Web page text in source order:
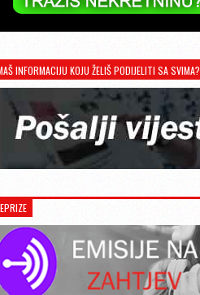
INFORMACIJU KOJU ŽELIŠ PODIJELITI SA SVIMA?